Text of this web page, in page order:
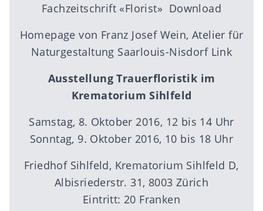
Fachzeitschrift «Florist» Download
Homepage von Franz Josef Wein, Atelier für
Naturgestaltung Saarlouis-Nisdorf Link
Ausstellung Trauerfloristik im
Krematorium Sihlfeld
Samstag, 8. Oktober 2016, 12 bis 14 Uhr
Sonntag, 9. Oktober 2016, 10 bis 18 Uhr
Friedhof Sihlfeld, Krematorium Sihlfeld D,
Albisriederstr. 31, 8003 Zürich
Eintritt: 20 Franken